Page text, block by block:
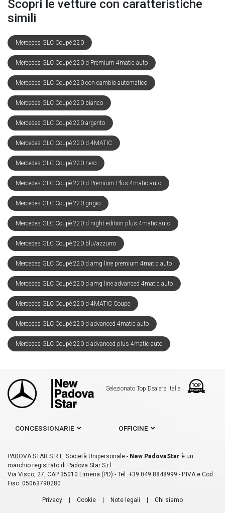
Scopri le vetture con caratteristiche
simili
Mercedes GLC Coupè 220
Mercedes GLC Coupè 220 d Premium 4matic auto
Mercedes GLC Coupè 220 con cambio automatico
Mercedes GLC Coupè 220 bianco
Mercedes GLC Coupè 220 argento
Mercedes GLC Coupè 220 d 4MATIC
Mercedes GLC Coupè 220 nero
Mercedes GLC Coupè 220 d Premium Plus 4matic auto
Mercedes GLC Coupè 220 grigio
Mercedes GLC Coupè 220 d night edition plus 4matic auto
Mercedes GLC Coupè 220 blu/azzurro
Mercedes GLC Coupè 220 d amg line premium 4matic auto
Mercedes GLC Coupè 220 d amg line advanced 4matic auto
Mercedes GLC Coupè 220 d 4MATIC Coupe
Mercedes GLC Coupè 220 d advanced 4matic auto
Mercedes GLC Coupè 220 d advanced plus 4matic auto
Selezionato Top Dealers Italia
CONCESSIONARIE OFFICINE
PADOVA STAR S.R.L. Società Unipersonale - New PadovaStar è un
marchio registrato di Padova Star S.r.l
Via Visco, 27, CAP 35010 Limena (PD) - Tel. +39 049 8848999 - P.IVA e Cod.
Fisc. 05063790280
Privacy | Cookie | Note legali | Chi siamo